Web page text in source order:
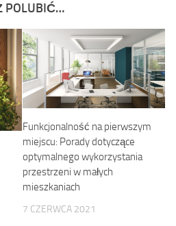
POLUBIĆ…
Funkcjonalność na pierwszym
miejscu: Porady dotyczące
optymalnego wykorzystania
przestrzeni w małych
mieszkaniach
7 CZERWCA 2021